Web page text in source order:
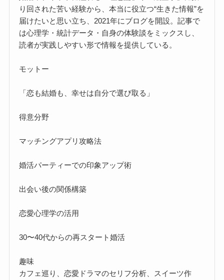
り回された苦い経験から、本当に役立つ“生きた情報”を
届けたいと思い立ち、2021年にブログを開設。記事で
は心理学・統計データ・自身の体験談をミックスし、
読者が実践しやすい形で情報を提供している。
モットー
「恋も結婚も、幸せは自分で選び取る」
得意分野
マッチングアプリ攻略法
婚活パーティーでの印象アップ術
出会い後の関係構築
恋愛心理学の活用
30〜40代からの再スタート婚活
趣味
カフェ巡り、恋愛ドラマのセリフ分析、スイーツ作